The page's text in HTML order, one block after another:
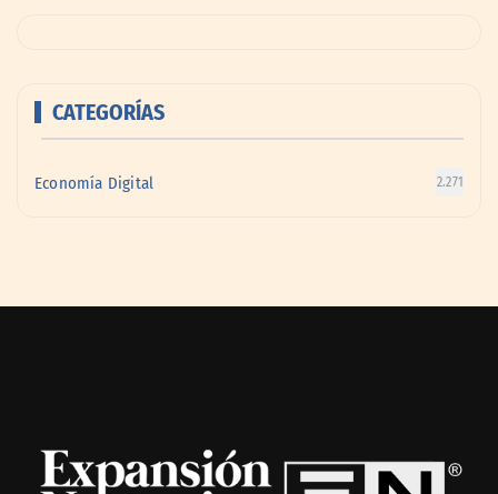
CATEGORÍAS
Economía Digital 2.271